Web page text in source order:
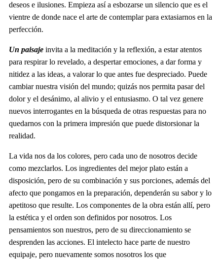
deseos e ilusiones. Empieza así a esbozarse un silencio que es el
vientre de donde nace el arte de contemplar para extasiarnos en la
perfección.
Un paisaje invita a la meditación y la reflexión, a estar atentos
para respirar lo revelado, a despertar emociones, a dar forma y
nitidez a las ideas, a valorar lo que antes fue despreciado. Puede
cambiar nuestra visión del mundo; quizás nos permita pasar del
dolor y el desánimo, al alivio y el entusiasmo. O tal vez genere
nuevos interrogantes en la búsqueda de otras respuestas para no
quedarnos con la primera impresión que puede distorsionar la
realidad.
La vida nos da los colores, pero cada uno de nosotros decide
como mezclarlos. Los ingredientes del mejor plato están a
disposición, pero de su combinación y sus porciones, además del
afecto que pongamos en la preparación, dependerán su sabor y lo
apetitoso que resulte. Los componentes de la obra están allí, pero
la estética y el orden son definidos por nosotros. Los
pensamientos son nuestros, pero de su direccionamiento se
desprenden las acciones. El intelecto hace parte de nuestro
equipaje, pero nuevamente somos nosotros los que